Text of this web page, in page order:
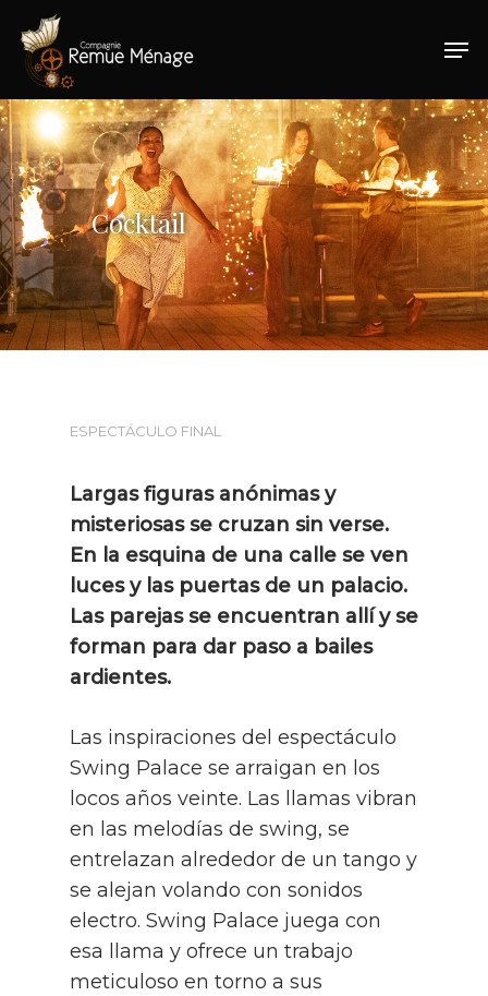
Hit enter to search or ESC to close
Cocktail
ESPECTÁCULO FINAL
Largas figuras anónimas y
misteriosas se cruzan sin verse.
En la esquina de una calle se ven
luces y las puertas de un palacio.
Las parejas se encuentran allí y se
forman para dar paso a bailes
ardientes.
Las inspiraciones del espectáculo
Swing Palace se arraigan en los
locos años veinte. Las llamas vibran
en las melodías de swing, se
entrelazan alrededor de un tango y
se alejan volando con sonidos
electro. Swing Palace juega con
esa llama y ofrece un trabajo
meticuloso en torno a sus